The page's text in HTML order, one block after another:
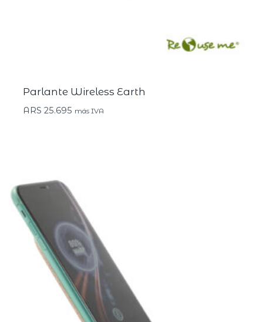
Parlante Wireless Earth
ARS 25.695 más IVA